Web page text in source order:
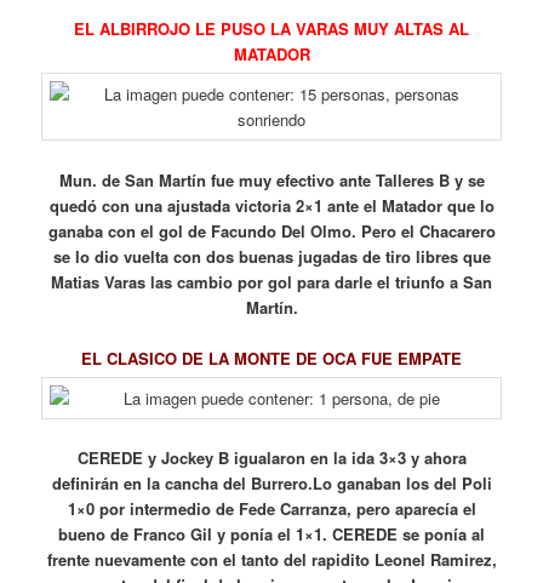
EL ALBIRROJO LE PUSO LA VARAS MUY ALTAS AL
MATADOR
Mun. de San Martín fue muy efectivo ante Talleres B y se
quedó con una ajustada victoria 2×1 ante el Matador que lo
ganaba con el gol de Facundo Del Olmo. Pero el Chacarero
se lo dio vuelta con dos buenas jugadas de tiro libres que
Matias Varas las cambio por gol para darle el triunfo a San
Martín.
EL CLASICO DE LA MONTE DE OCA FUE EMPATE
CEREDE y Jockey B igualaron en la ida 3×3 y ahora
definirán en la cancha del Burrero.Lo ganaban los del Poli
1×0 por intermedio de Fede Carranza, pero aparecía el
bueno de Franco Gil y ponía el 1×1. CEREDE se ponía al
frente nuevamente con el tanto del rapidito Leonel Ramirez,